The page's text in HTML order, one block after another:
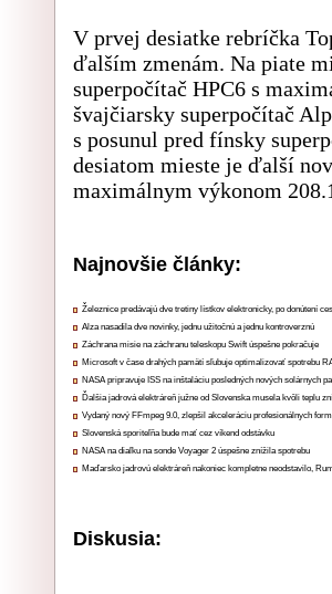
V prvej desiatke rebríčka
ďalším zmenám. Na piate
superpočítač HPC6 s
švajčiarsky superpočítač
s posunul pred fínsky
desiatom mieste je ďalší
maximálnym výkonom
Najnovšie články:
Železnice predávajú dve tretiny lístkov elektronicky, po donútení
Alza nasadila dve novinky, jednu užitočnú a jednu kontroverznú
Záchrana misie na záchranu teleskopu Swift úspešne pokračuje
Microsoft v čase drahých pamätí sľubuje optimalizovať spotrebu
NASA pripravuje ISS na inštaláciu posledných nových solárnych
Ďalšia jadrová elektráreň južne od Slovenska musela kvôli teplu
Vydaný nový FFmpeg 9.0, zlepšil akceleráciu profesionálnych
Slovenská sporiteľňa bude mať cez víkend odstávku
NASA na diaľku na sonde Voyager 2 úspešne znížila spotrebu
Maďarsko jadrovú elektráreň nakoniec kompletne neodstavilo,
Diskusia: